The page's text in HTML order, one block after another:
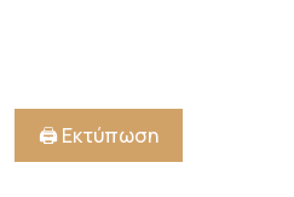
🖨️ Εκτύπωση